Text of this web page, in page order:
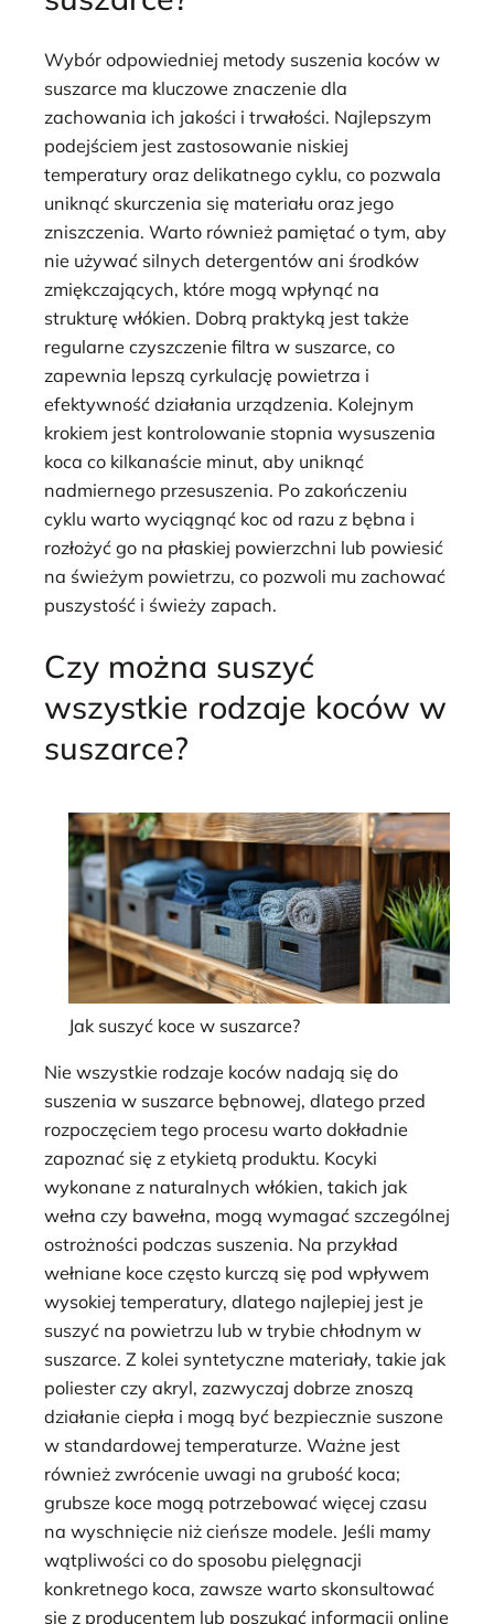
Wybór odpowiedniej metody suszenia koców w
suszarce ma kluczowe znaczenie dla
zachowania ich jakości i trwałości. Najlepszym
podejściem jest zastosowanie niskiej
temperatury oraz delikatnego cyklu, co pozwala
uniknąć skurczenia się materiału oraz jego
zniszczenia. Warto również pamiętać o tym, aby
nie używać silnych detergentów ani środków
zmiękczających, które mogą wpłynąć na
strukturę włókien. Dobrą praktyką jest także
regularne czyszczenie filtra w suszarce, co
zapewnia lepszą cyrkulację powietrza i
efektywność działania urządzenia. Kolejnym
krokiem jest kontrolowanie stopnia wysuszenia
koca co kilkanaście minut, aby uniknąć
nadmiernego przesuszenia. Po zakończeniu
cyklu warto wyciągnąć koc od razu z bębna i
rozłożyć go na płaskiej powierzchni lub powiesić
na świeżym powietrzu, co pozwoli mu zachować
puszystość i świeży zapach.
Czy można suszyć
wszystkie rodzaje koców w
suszarce?
Jak suszyć koce w suszarce?
Nie wszystkie rodzaje koców nadają się do
suszenia w suszarce bębnowej, dlatego przed
rozpoczęciem tego procesu warto dokładnie
zapoznać się z etykietą produktu. Kocyki
wykonane z naturalnych włókien, takich jak
wełna czy bawełna, mogą wymagać szczególnej
ostrożności podczas suszenia. Na przykład
wełniane koce często kurczą się pod wpływem
wysokiej temperatury, dlatego najlepiej jest je
suszyć na powietrzu lub w trybie chłodnym w
suszarce. Z kolei syntetyczne materiały, takie jak
poliester czy akryl, zazwyczaj dobrze znoszą
działanie ciepła i mogą być bezpiecznie suszone
w standardowej temperaturze. Ważne jest
również zwrócenie uwagi na grubość koca;
grubsze koce mogą potrzebować więcej czasu
na wyschnięcie niż cieńsze modele. Jeśli mamy
wątpliwości co do sposobu pielęgnacji
konkretnego koca, zawsze warto skonsultować
się z producentem lub poszukać informacji online